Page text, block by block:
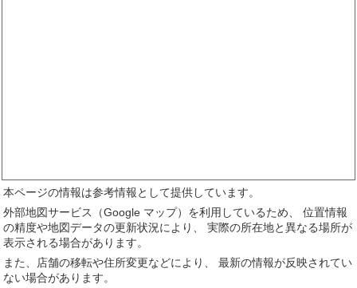
本ページの情報は参考情報として提供しています。
外部地図サービス（Google マップ）を利用しているため、 位置情報
の精度や地図データの更新状況により、 実際の所在地と異なる場所が
表示される場合があります。
また、店舗の移転や住所変更などにより、 最新の情報が反映されてい
ない場合があります。